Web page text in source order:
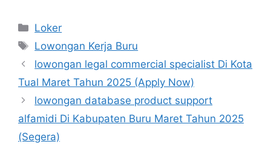
Kategori
Loker
Tag
Lowongan Kerja Buru
lowongan legal commercial specialist Di Kota
Tual Maret Tahun 2025 (Apply Now)
lowongan database product support
alfamidi Di Kabupaten Buru Maret Tahun 2025
(Segera)